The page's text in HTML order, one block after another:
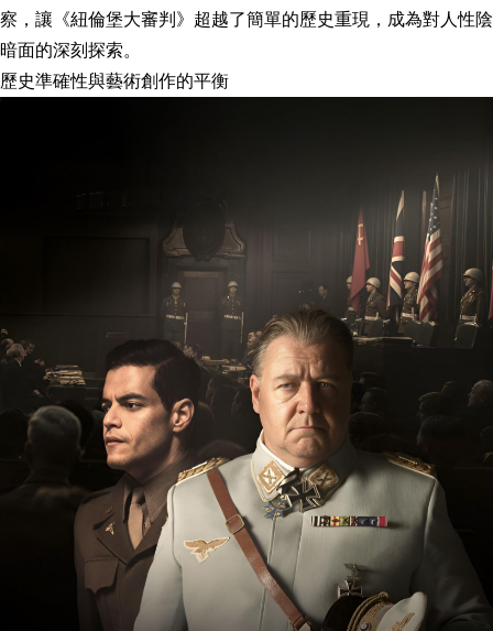
察，讓《紐倫堡大審判》超越了簡單的歷史重現，成為對人性陰
暗面的深刻探索。
歷史準確性與藝術創作的平衡